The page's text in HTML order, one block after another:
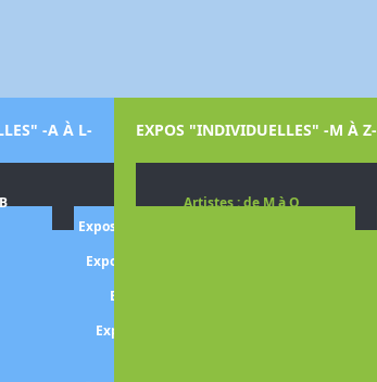
-A À L-
Exposition OLGA de AMARAL
Exposition Harriet BACKER
Exposition BANSKY
Exposition BASELITZ -la
EXPOS "INDIVIDUELLES" -M À Z-
Artistes : de M à O